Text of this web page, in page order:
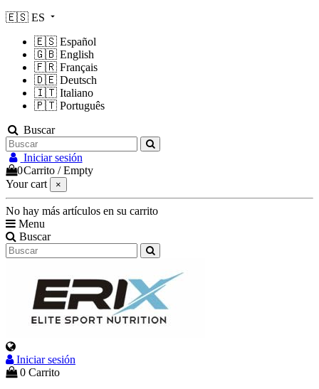
🇪🇸 ES
🇪🇸 Español
🇬🇧 English
🇫🇷 Français
🇩🇪 Deutsch
🇮🇹 Italiano
🇵🇹 Português
Buscar
Iniciar sesión
0Carrito /Empty
Your cart
×
No hay más artículos en su carrito
Menu
Buscar
Iniciar sesión
0 Carrito